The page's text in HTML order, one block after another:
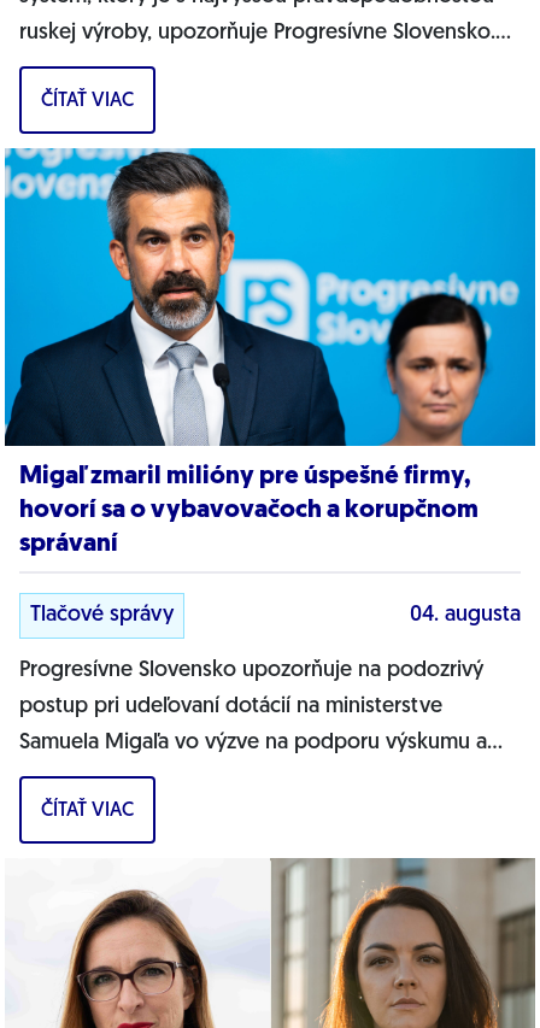
ruskej výroby, upozorňuje Progresívne Slovensko.
Na našich cestách sa objavujú nové...
ČÍTAŤ VIAC
Migaľ zmaril milióny pre úspešné firmy,
hovorí sa o vybavovačoch a korupčnom
správaní
Tlačové správy 04. augusta
Progresívne Slovensko upozorňuje na podozrivý
postup pri udeľovaní dotácií na ministerstve
Samuela Migaľa vo výzve na podporu výskumu a
vývoja v oblasti digitálnej transformácie...
ČÍTAŤ VIAC